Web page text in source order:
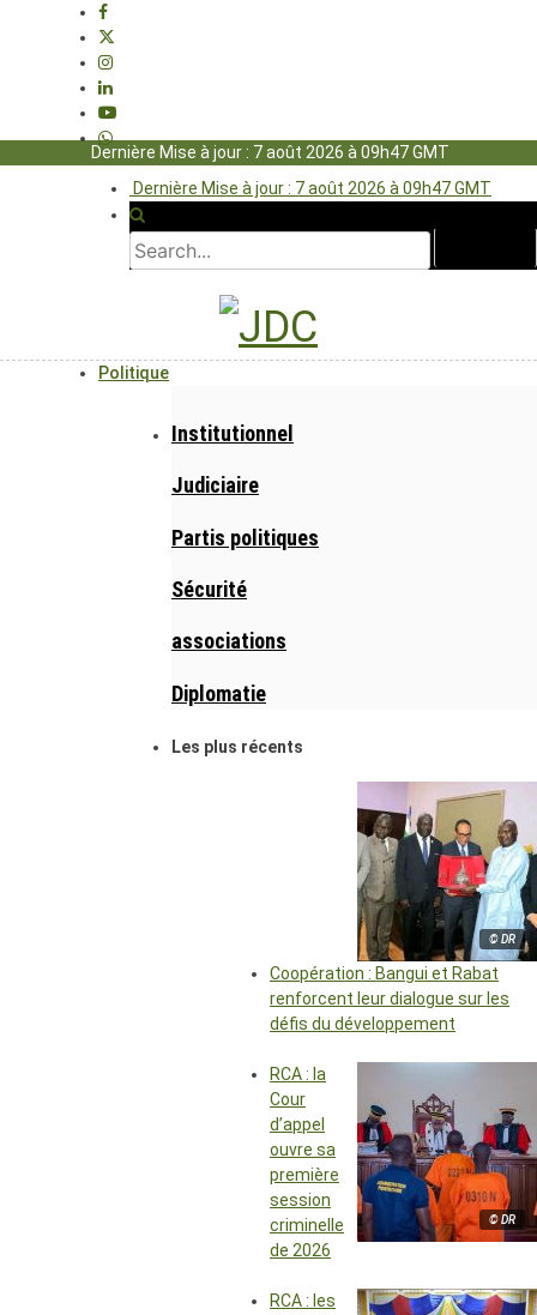
Dernière Mise à jour : 7 août 2026 à 09h47 GMT
Dernière Mise à jour : 7 août 2026 à 09h47 GMT
Politique
Institutionnel
Judiciaire
Partis politiques
Sécurité
associations
Diplomatie
Les plus récents
© DR
Coopération : Bangui et Rabat
renforcent leur dialogue sur les
défis du développement
© DR
RCA : la
Cour
d’appel
ouvre sa
première
session
criminelle
de 2026
RCA : les